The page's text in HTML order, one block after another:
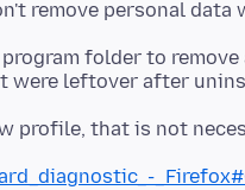
folder to